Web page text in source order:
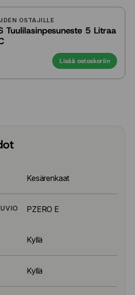
OSTAJILLE
Tuulilasinpesuneste 5 Litraa
Lisää ostoskoriin
Kesärenkaat
PZERO E
Kyllä
Kyllä